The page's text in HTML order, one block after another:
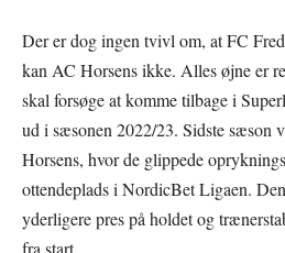
Der er dog ingen tvivl om, at FC
kan AC Horsens ikke. Alles øjne er
skal forsøge at komme tilbage i
ud i sæsonen 2022/23. Sidste sæson
Horsens, hvor de glippede
ottendeplads i NordicBet Ligaen.
yderligere pres på holdet og
fra start.